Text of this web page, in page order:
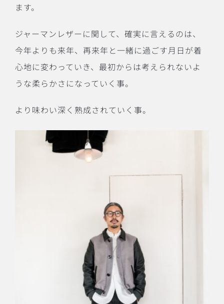
ます。
ジャーマンレザーに関して、確実に言えるのは、
今年よりも来年、再来年と一緒に過ごす月日が着
心地に変わっていき、最初からは考えられないよ
うな柔らかさになっていく事。
より味わい深く熟成されていく事。